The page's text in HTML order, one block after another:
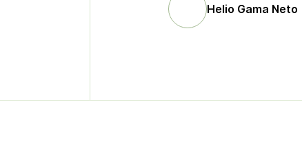
Helio Gama Neto